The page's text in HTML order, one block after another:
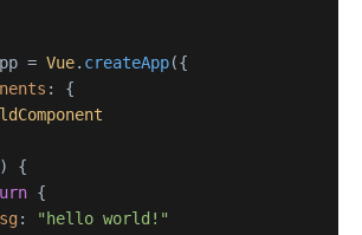
= Vue. createApp({
: {
) {
{
:
"hello world!"